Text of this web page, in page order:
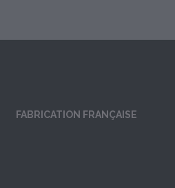
FABRICATION FRANÇAISE